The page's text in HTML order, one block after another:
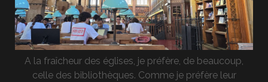
A la fraîcheur des églises, je préfère, de beaucoup,
celle des bibliothèques. Comme je préfère leur